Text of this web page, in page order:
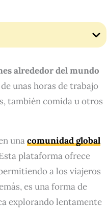
alrededor del mundo
unas horas de trabajo
también comida u otros
unacomunidad global
plataforma ofrece
a los viajeros
es una forma de
explorando lentamente